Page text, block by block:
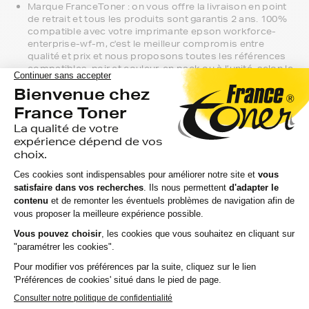
Marque FranceToner : on vous offre la livraison en point
de retrait et tous les produits sont garantis 2 ans. 100%
compatible avec votre imprimante epson workforce-
enterprise-wf-m, c'est le meilleur compromis entre
qualité et prix et nous proposons toutes les références
compatibles, noir et couleur, en pack ou à l’unité, selon le
modèle et la gamme de votre imprimante.
Gamme 1er Prix : compatibles avec votre imprimante
epson workforce-enterprise-wf-m, ces produits sans
marque sont ceux de notre gamme discount.
Marque constructeur : si vous avez l'habitude d'aller
chercher vos recharges epson workforce-enterprise-wf-
m en magasin, gagnez du temps en vous faisant livrer
directement chez vous.
Si vous avez la moindre question sur la
compatibilité de votre produit avec votre
imprimante epson workforce-enterprise-
wf-m, nous sommes à votre écoute.
Notre équipe de conseillers saura vous accompagner sur le